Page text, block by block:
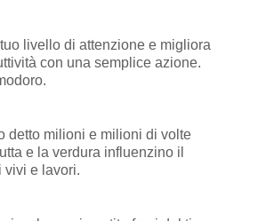
livello di attenzione e migliora
con una semplice azione.
detto milioni e milioni di volte
e la verdura influenzino il
vivi e lavori.